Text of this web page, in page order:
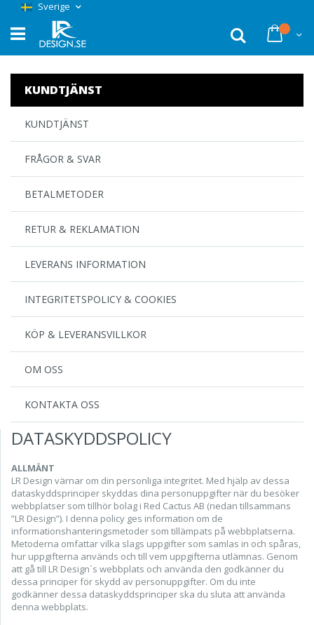
Sverige
Du
Sök
KUNDTJÄNST
KUNDTJÄNST
FRÅGOR & SVAR
BETALMETODER
RETUR & REKLAMATION
LEVERANS INFORMATION
INTEGRITETSPOLICY & COOKIES
KÖP & LEVERANSVILLKOR
OM OSS
KONTAKTA OSS
DATASKYDDSPOLICY
ALLMÄNT
LR Design värnar om din personliga integritet. Med hjälp av dessa
dataskyddsprinciper skyddas dina personuppgifter när du besöker
webbplatser som tillhör bolag i Red Cactus AB (nedan tillsammans
”LR Design”). I denna policy ges information om de
informationshanteringsmetoder som tillämpats på webbplatserna.
Metoderna omfattar vilka slags uppgifter som samlas in och spåras,
hur uppgifterna används och till vem uppgifterna utlämnas. Genom
att gå till LR Design´s webbplats och använda den godkänner du
dessa principer för skydd av personuppgifter. Om du inte
godkänner dessa dataskyddsprinciper ska du sluta att använda
denna webbplats.